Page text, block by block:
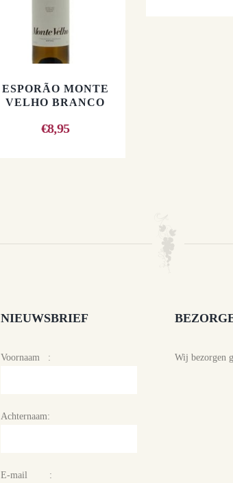
ESPORÃO MONTE
VELHO BRANCO
€8,95
NIEUWSBRIEF
Voornaam :
Achternaam:
E-mail :
Wij bezorgen